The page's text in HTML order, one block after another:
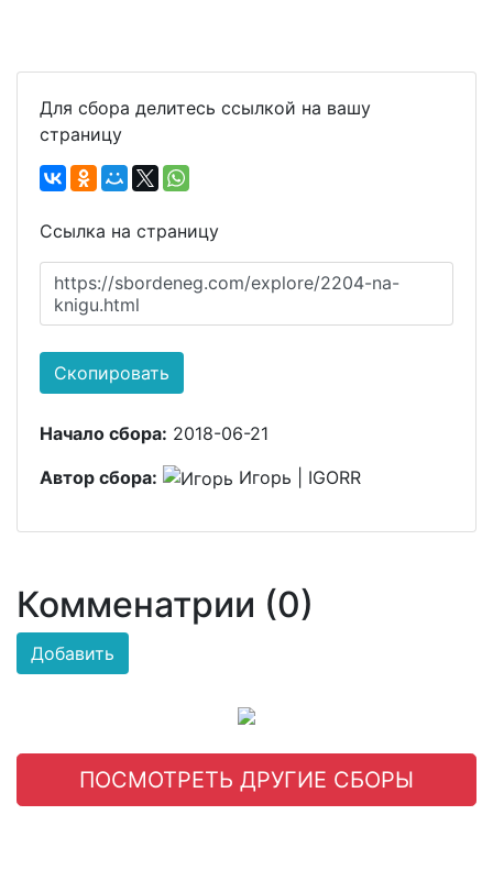
Для сбора делитесь ссылкой на вашу
страницу
Ссылка на страницу
https://sbordeneg.com/explore/2204-na-
knigu.html
Скопировать
Начало сбора: 2018-06-21
Автор сбора:
Игорь | IGORR
Комменатрии (0)
Добавить
ПОСМОТРЕТЬ ДРУГИЕ СБОРЫ